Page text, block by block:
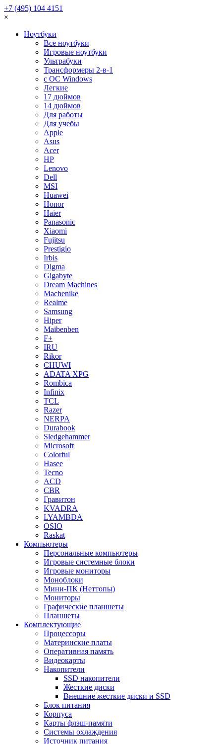
+7 (495) 104 4151
×
Ноутбуки
Все ноутбуки
Игровые ноутбуки
Ультрабуки
Трансформеры 2-в-1
с ОС Windows
Легкие
17 дюймов
14 дюймов
Для работы
Для учебы
Apple
Asus
Acer
HP
Lenovo
Dell
MSI
Huawei
Honor
Haier
Panasonic
Xiaomi
Fujitsu
Prestigio
Irbis
Digma
Gigabyte
Dream Machines
Machenike
Realme
Samsung
Hiper
Maibenben
F+
IRU
Rikor
CHUWI
ADATA XPG
Rombica
Infinix
TCL
Razer
NERPA
Durabook
Sledgehammer
Microsoft
Colorful
Hasee
Tecno
ACD
CBR
Гравитон
KVADRA
LYAMBDA
OSIO
Raskat
Компьютеры
Персональные компьютеры
Игровые системные блоки
Игровые мониторы
Моноблоки
Мини-ПК (Неттопы)
Мониторы
Графические планшеты
Планшеты
Комплектующие
Процессоры
Материнские платы
Оперативная память
Видеокарты
Накопители
SSD накопители
Жесткие диски
Внешние жесткие диски и SSD
Блок питания
Корпуса
Карты флэш-памяти
Системы охлаждения
Источник питания